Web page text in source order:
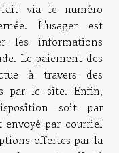
via le numéro
L'usager est
les informations
Le paiement des
à travers des
par le site. Enfin,
soit par
par courriel
offertes par la